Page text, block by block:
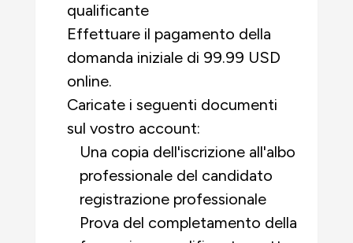
qualificante
Effettuare il pagamento della
domanda iniziale di 99.99 USD
online.
Caricate i seguenti documenti
sul vostro account:
Una copia dell'iscrizione all'albo
professionale del candidato
registrazione professionale
Prova del completamento della